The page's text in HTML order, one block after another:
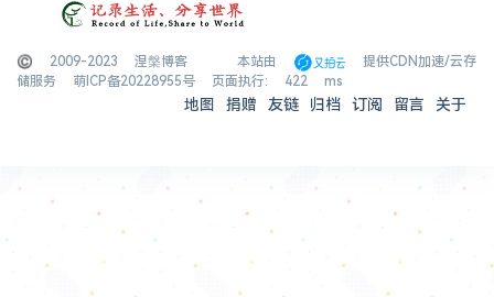
© 2009-2023 涅槃博客 本站由
提供CDN加速/云存
储服务
萌ICP备20228955号 页面执行: 422 ms
地图 捐赠 友链 归档 订阅 留言 关于